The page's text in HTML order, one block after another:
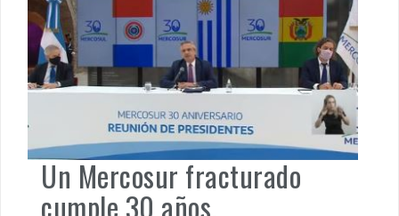
latinoamericanas aparecen debilitadas, por el
empobrecimiento general de la población […]
Actualidad América Latina,